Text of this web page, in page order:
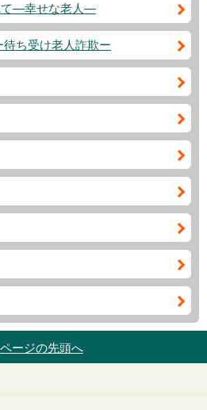
―幸せな老人―
ち受け老人詐欺ー
ページの先頭へ